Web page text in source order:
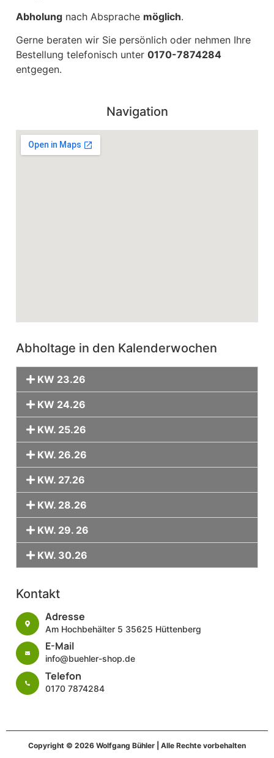
Abholung nach Absprache möglich.
Gerne beraten wir Sie persönlich oder nehmen Ihre
Bestellung telefonisch unter 0170-7874284
entgegen.
Navigation
Abholtage in den Kalenderwochen
KW 23.26
KW 24.26
KW. 25.26
KW. 26.26
KW. 27.26
KW. 28.26
KW. 29. 26
KW. 30.26
Kontakt
Adresse
Am Hochbehälter 5 35625 Hüttenberg
E-Mail
info@buehler-shop.de
Telefon
0170 7874284
Copyright © 2026 Wolfgang Bühler | Alle Rechte vorbehalten